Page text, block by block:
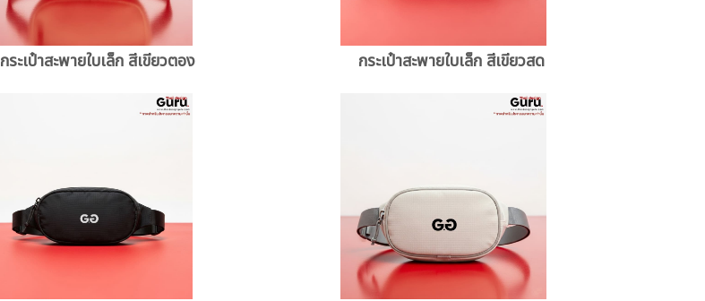
กระเป๋าสะพายใบเล็ก สีเขียวตอง กระเป๋าสะพายใบเล็ก สีเขียวสด